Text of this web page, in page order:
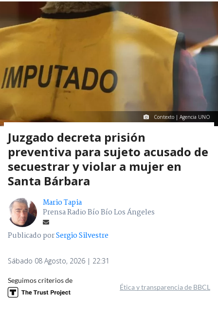
Contexto | Agencia UNO
Juzgado decreta prisión
preventiva para sujeto acusado de
secuestrar y violar a mujer en
Santa Bárbara
Mario Tapia
Prensa Radio Bío Bío Los Ángeles
Publicado porSergio Silvestre
Sábado 08 Agosto, 2026 | 22:31
Seguimos criterios de
Ética y transparencia de BBCL